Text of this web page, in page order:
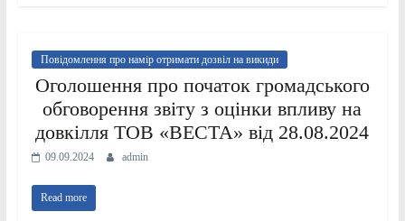
Повідомлення про намір отримати дозвіл на викиди
Оголошення про початок громадського
обговорення звіту з оцінки впливу на
довкілля ТОВ «ВЕСТА» від 28.08.2024
09.09.2024 admin
Read more